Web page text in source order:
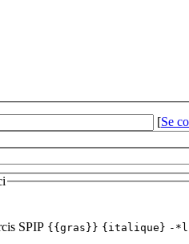
[Se
SPIP {{gras}} {italique} -